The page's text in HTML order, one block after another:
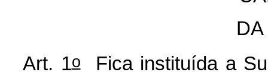
Art. 1oFica instituída a